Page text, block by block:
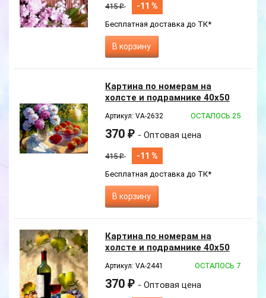
415₽ -11 %
Бесплатная доставка до ТК*
В корзину
Картина по номерам на
холсте и подрамнике 40х50
ОСТАЛОСЬ 25
Артикул: VA-2632
370 ₽ - Оптовая цена
415₽ -11 %
Бесплатная доставка до ТК*
В корзину
Картина по номерам на
холсте и подрамнике 40х50
ОСТАЛОСЬ 7
Артикул: VA-2441
370 ₽ - Оптовая цена